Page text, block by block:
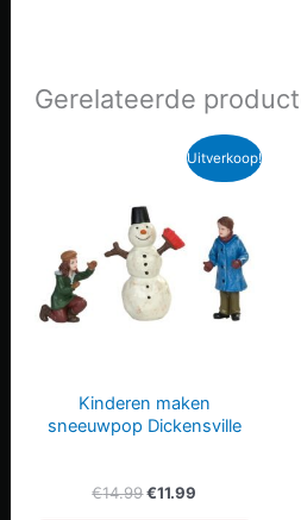
Gerelateerde
Uitverkoop!
Kinderen maken
sneeuwpop Dickensville
€14.99Oorspronkelijke
€11.99